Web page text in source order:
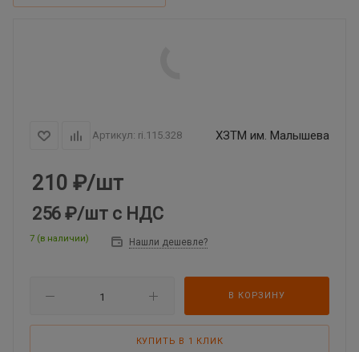
Артикул: ri.115.328 ХЗТМ им. Малышева
210 ₽/шт
256 ₽/шт с НДС
7 (в наличии) Нашли дешевле?
В КОРЗИНУ
КУПИТЬ В 1 КЛИК